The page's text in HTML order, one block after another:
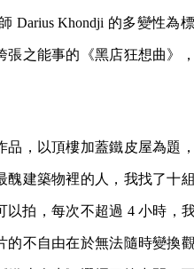
Darius Khondji 的多變性為
張之能事的《黑店狂想曲》
品，以頂樓加蓋鐵皮屋為題
醜建築物裡的人，我找了十
拍，每次不超過 4 小時，
不自由在於無法隨時變換